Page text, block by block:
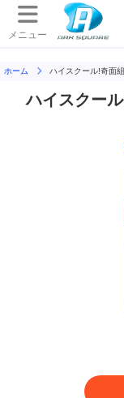
メニュー
ホーム ハイスクール!奇面
ハイスクー